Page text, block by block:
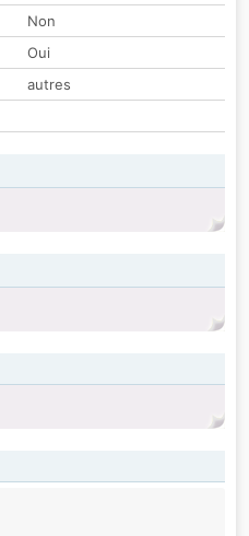
Non
Oui
autres